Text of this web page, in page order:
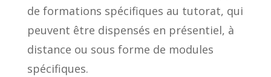
de formations spécifiques au tutorat, qui
peuvent être dispensés en présentiel, à
distance ou sous forme de modules
spécifiques.